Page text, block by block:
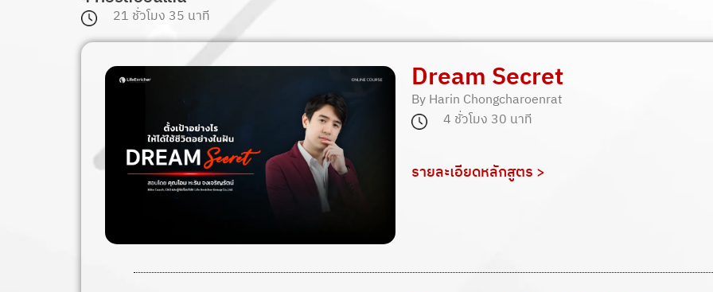
21 ชั่วโมง 35 นาที
Dream Secret
By Harin Chongcharoenrat
4 ชั่วโมง 30 นาที
รายละเอียดหลักสูตร >